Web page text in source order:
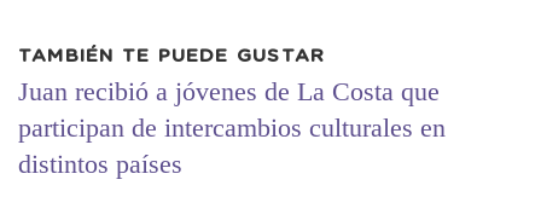
TAMBIÉN TE PUEDE GUSTAR
Juan recibió a jóvenes de La Costa que
participan de intercambios culturales en
distintos países